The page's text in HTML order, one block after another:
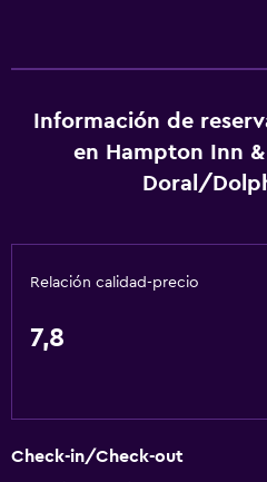
Wifi gratis
Wifi disponible en todas las
Calefacción
Mascotas permitidas bajo
Información de
en Hampton Inn
Doral/
Relación calidad-precio
7,8
Check-in/Check-out